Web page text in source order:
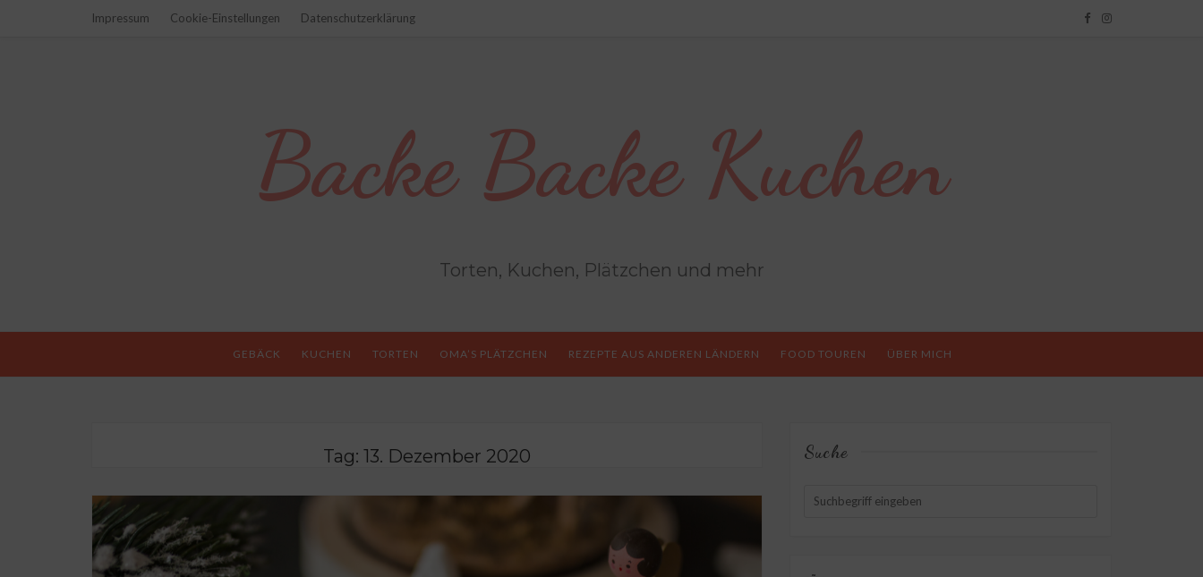
Impressum Cookie-Einstellungen Datenschutzerklärung
Backe Backe Kuchen
Torten, Kuchen, Plätzchen und mehr
GEBÄCK KUCHEN TORTEN OMA’S PLÄTZCHEN REZEPTE AUS ANDEREN LÄNDERN FOOD TOUREN ÜBER MICH
Tag: 13. Dezember 2020 Suche